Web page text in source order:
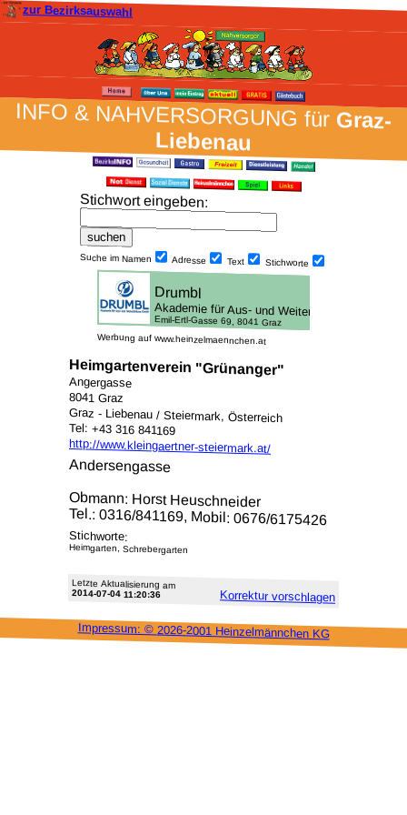
zur Bezirksauswahl
INFO & NAH­VER­SORG­UNG fürGraz-
Liebenau
Stich­wort ein­geben:
Suche im Namen Adresse Text Stich­worte
Werbung auf www.heinzelmaennchen.at
Heimgartenverein "Grünanger"
Angergasse
8041 Graz
Graz - Liebenau / Steiermark, Österreich
Tel: +43 316 841169
http://www.kleingaertner-steiermark.at/
Andersengasse
Obmann: Horst Heuschneider
Tel.: 0316/841169, Mobil: 0676/6175426
Stichworte:
Heimgarten, Schrebergarten
Letzte Aktu­alisie­rung am
2014-07-04 11:20:36 Korrektur vor­schlagen
Impressum: © 2026-2001 Heinzel­männchen KG